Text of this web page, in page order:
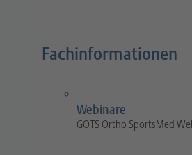
Fachinformationen
Webinare
GOTS Ortho SportsMed